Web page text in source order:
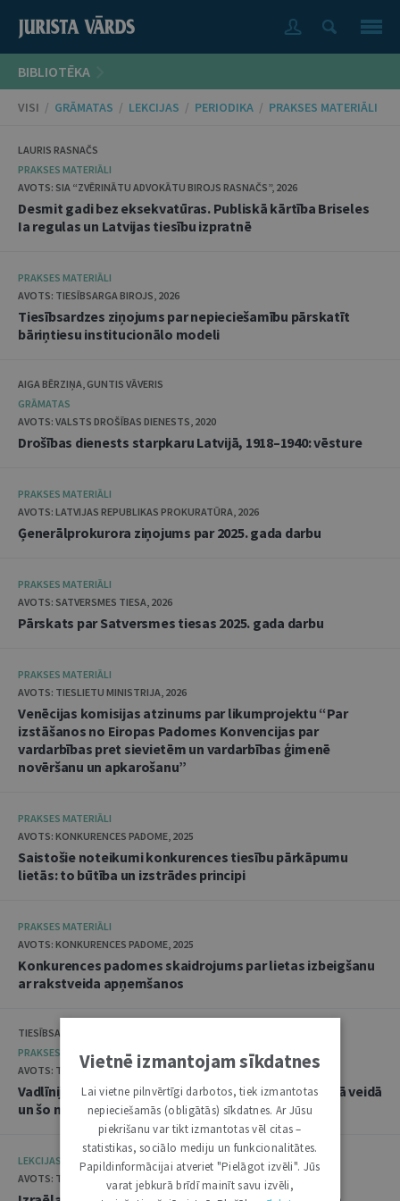
BIBLIOTĒKA
VISI / GRĀMATAS / LEKCIJAS / PERIODIKA / PRAKSES MATERIĀLI
LAURIS RASNAČS
PRAKSES MATERIĀLI
AVOTS: SIA “ZVĒRINĀTU ADVOKĀTU BIROJS RASNAČS”, 2026
Desmit gadi bez eksekvatūras. Publiskā kārtība Briseles
Ia regulas un Latvijas tiesību izpratnē
PRAKSES MATERIĀLI
AVOTS: TIESĪBSARGA BIROJS, 2026
Tiesībsardzes ziņojums par nepieciešamību pārskatīt
bāriņtiesu institucionālo modeli
AIGA BĒRZIŅA, GUNTIS VĀVERIS
GRĀMATAS
AVOTS: VALSTS DROŠĪBAS DIENESTS, 2020
Drošības dienests starpkaru Latvijā, 1918–1940: vēsture
PRAKSES MATERIĀLI
AVOTS: LATVIJAS REPUBLIKAS PROKURATŪRA, 2026
Ģenerālprokurora ziņojums par 2025. gada darbu
PRAKSES MATERIĀLI
AVOTS: SATVERSMES TIESA, 2026
Pārskats par Satversmes tiesas 2025. gada darbu
PRAKSES MATERIĀLI
AVOTS: TIESLIETU MINISTRIJA, 2026
Venēcijas komisijas atzinums par likumprojektu “Par
izstāšanos no Eiropas Padomes Konvencijas par
vardarbības pret sievietēm un vardarbības ģimenē
novēršanu un apkarošanu”
PRAKSES MATERIĀLI
AVOTS: KONKURENCES PADOME, 2025
Saistošie noteikumi konkurences tiesību pārkāpumu
lietās: to būtība un izstrādes principi
PRAKSES MATERIĀLI
AVOTS: KONKURENCES PADOME, 2025
Konkurences padomes skaidrojums par lietas izbeigšanu
ar rakstveida apņemšanos
TIESĪBSARGA BIROJS, DATU VALSTS INSPEKCIJA
PRAKSES MATERIĀLI
AVOTS: TIESĪBSARGA BIROJS, 2025
Vadlīnijas "Amatpersonu datu apstrāde audiovizuālā veidā
un šo materiālu publicēšana"
LEKCIJAS
AVOTS: TIESLIETU AKADĒMIJA, 2025
Vietnē izmantojam sīkdatnes
Lai vietne pilnvērtīgi darbotos, tiek izmantotas
nepieciešamās (obligātās) sīkdatnes. Ar Jūsu
piekrišanu var tikt izmantotas vēl citas –
statistikas, sociālo mediju un funkcionalitātes.
Papildinformācijai atveriet "Pielāgot izvēli". Jūs
varat jebkurā brīdī mainīt savu izvēli,